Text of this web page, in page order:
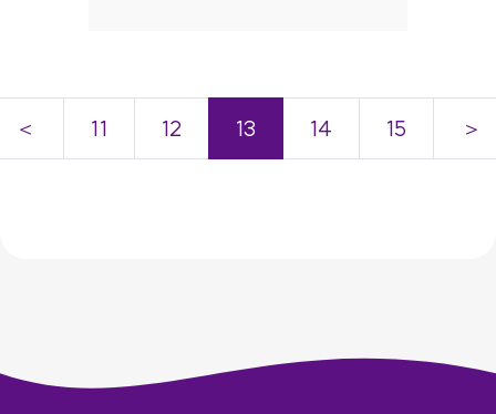
＜ 11 12 13 14 15 ＞